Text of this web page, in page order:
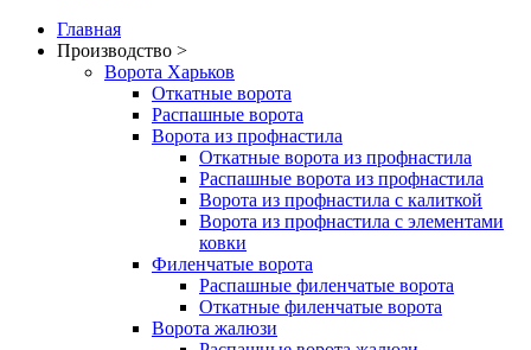
Главная
Производство >
Ворота Харьков
Откатные ворота
Распашные ворота
Ворота из профнастила
Откатные ворота из профнастила
Распашные ворота из профнастила
Ворота из профнастила с калиткой
Ворота из профнастила с элементами
ковки
Филенчатые ворота
Распашные филенчатые ворота
Откатные филенчатые ворота
Ворота жалюзи